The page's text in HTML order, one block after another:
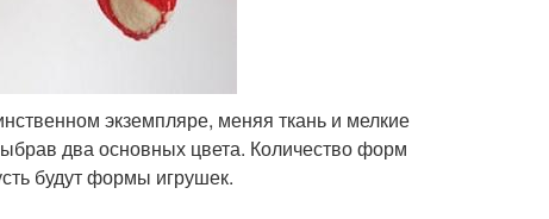
экземпляре, меняя ткань и мелкие
два основных цвета. Количество форм
будут формы игрушек.